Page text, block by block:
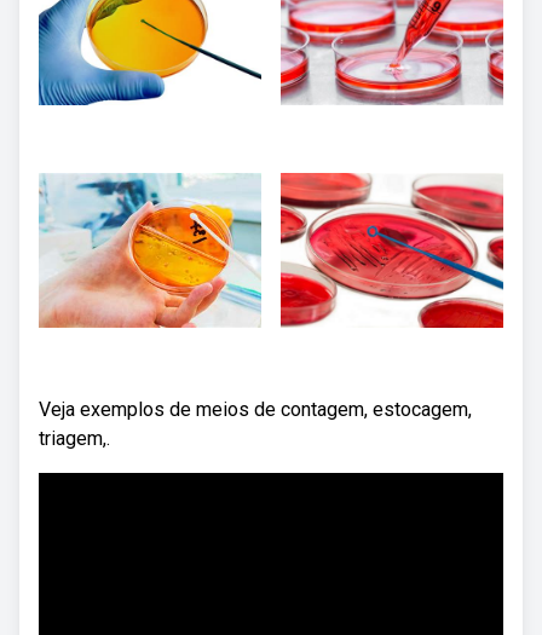
Veja exemplos de meios de contagem, estocagem,
triagem,.